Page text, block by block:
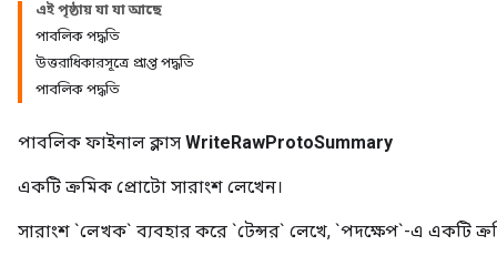
এই পৃষ্ঠায় যা যা আছে
পাবলিক পদ্ধতি
উত্তরাধিকারসূত্রে প্রাপ্ত পদ্ধতি
পাবলিক পদ্ধতি
পাবলিক ফাইনাল ক্লাস WriteRawProtoSummary
একটি ক্রমিক প্রোটো সারাংশ লেখেন।
সারাংশ `লেখক` ব্যবহার করে `টেন্সর` লেখে, `পদক্ষেপ`-এ একটি